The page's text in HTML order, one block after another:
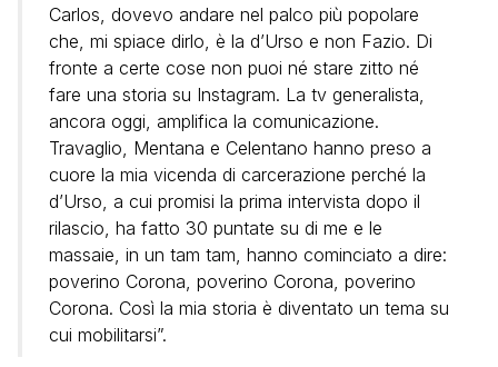
Carlos, dovevo andare nel palco più popolare
che, mi spiace dirlo, è la d’Urso e non Fazio. Di
fronte a certe cose non puoi né stare zitto né
fare una storia su Instagram. La tv generalista,
ancora oggi, amplifica la comunicazione.
Travaglio, Mentana e Celentano hanno preso a
cuore la mia vicenda di carcerazione perché la
d’Urso, a cui promisi la prima intervista dopo il
rilascio, ha fatto 30 puntate su di me e le
massaie, in un tam tam, hanno cominciato a dire:
poverino Corona, poverino Corona, poverino
Corona. Così la mia storia è diventato un tema su
cui mobilitarsi”.